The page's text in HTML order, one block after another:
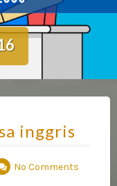
inggris
No Comments